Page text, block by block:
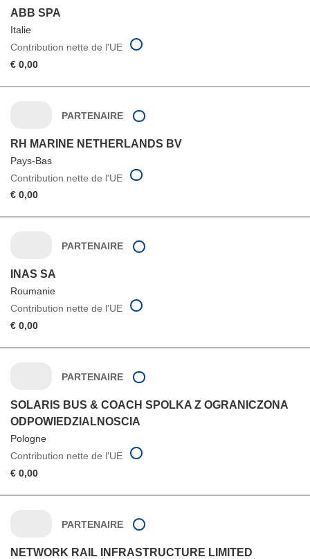
ABB SPA
Italie
Contribution nette de l'UE
€ 0,00
PARTENAIRE
RH MARINE NETHERLANDS BV
Pays-Bas
Contribution nette de l'UE
€ 0,00
PARTENAIRE
INAS SA
Roumanie
Contribution nette de l'UE
€ 0,00
PARTENAIRE
SOLARIS BUS & COACH SPOLKA Z OGRANICZONA
ODPOWIEDZIALNOSCIA
Pologne
Contribution nette de l'UE
€ 0,00
PARTENAIRE
NETWORK RAIL INFRASTRUCTURE LIMITED